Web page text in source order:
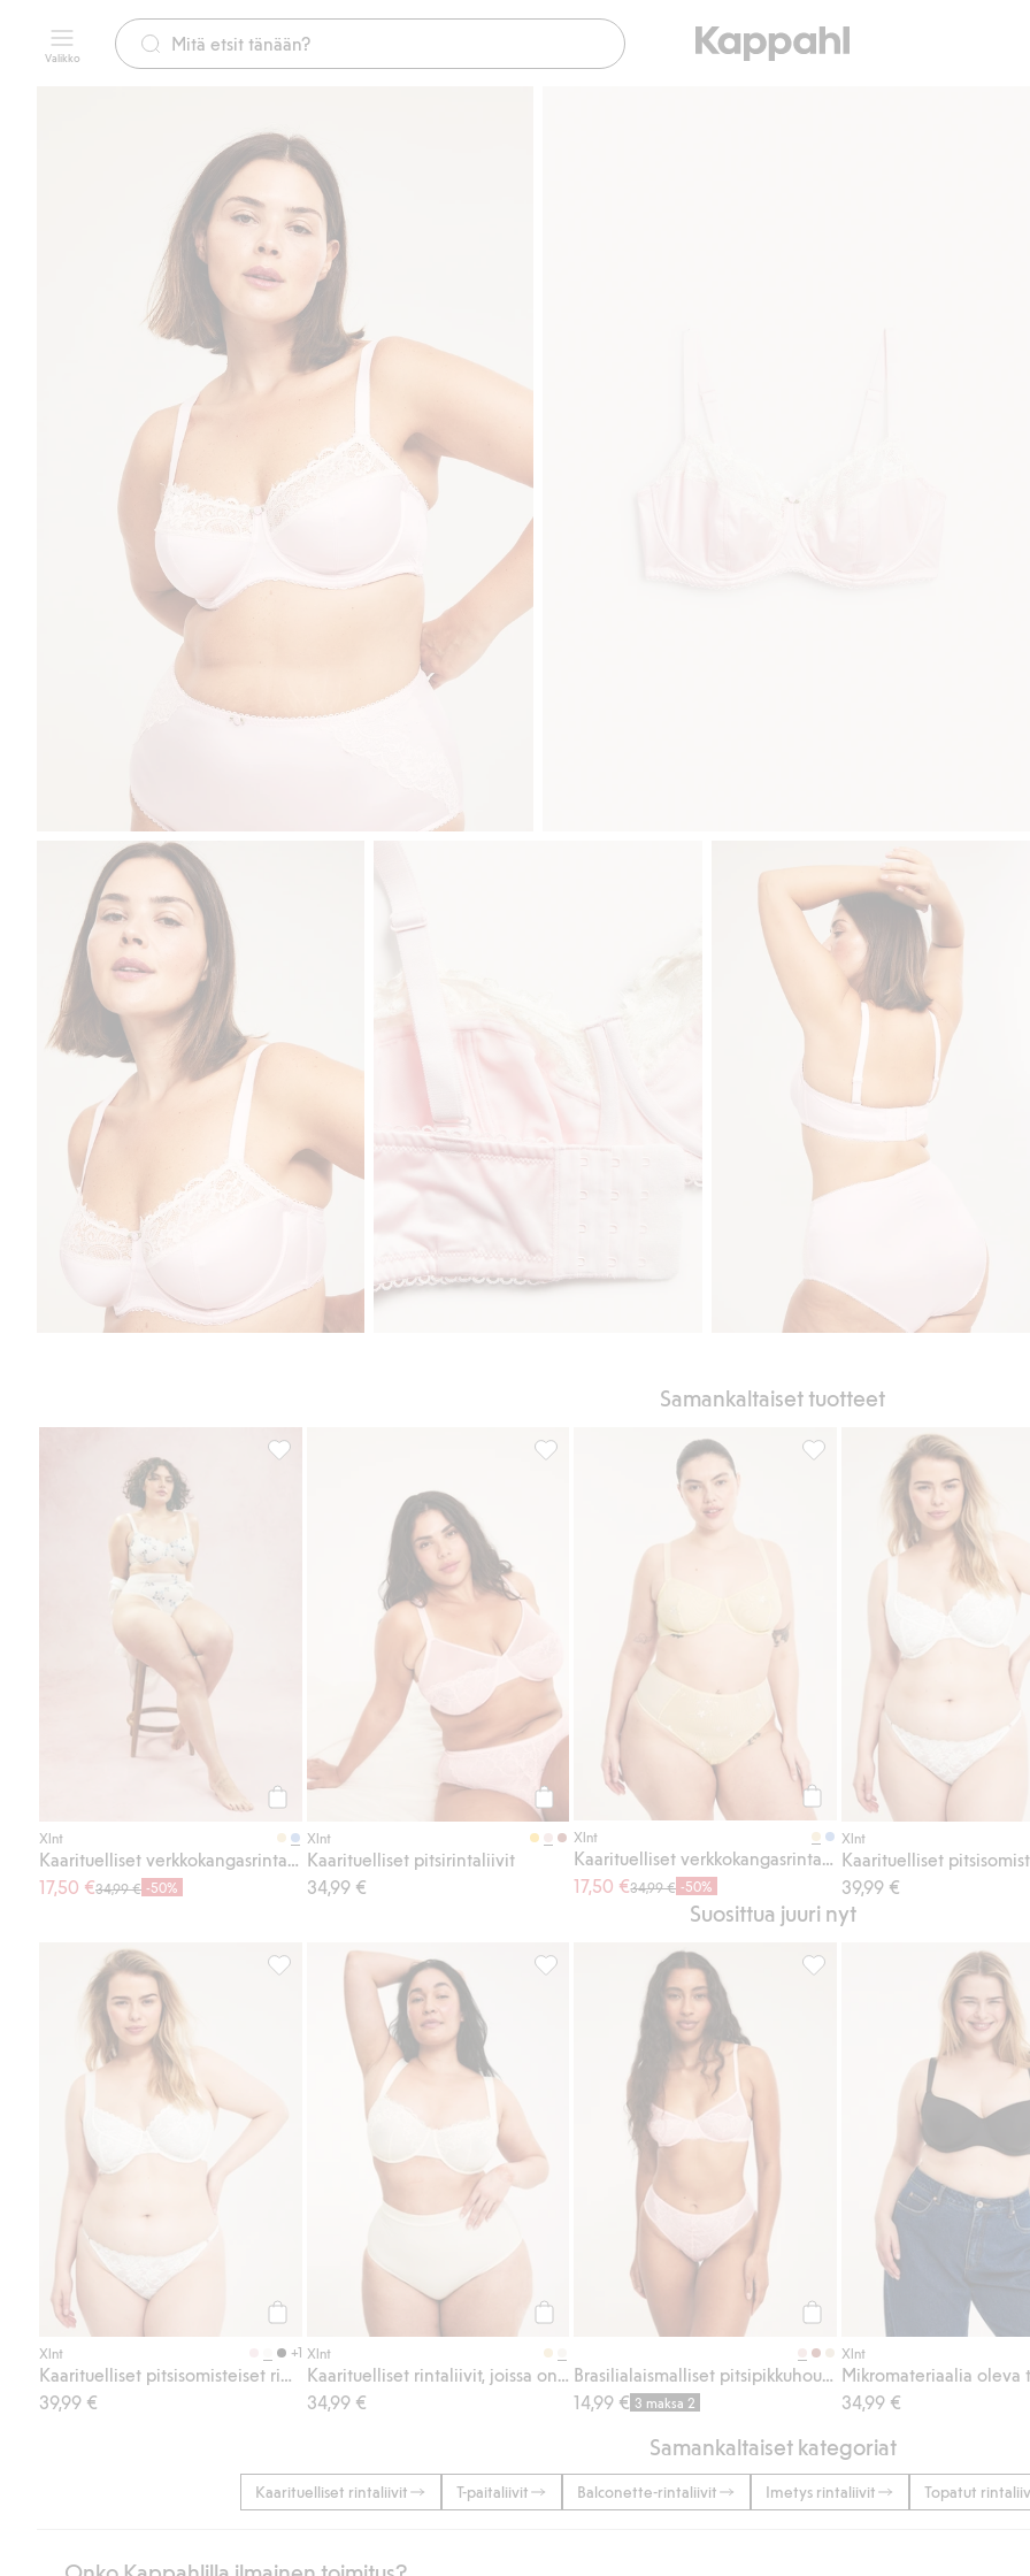
Valikko
Samankaltaiset tuotteet
Xlnt
Kaarituelliset verkkokangasrintaliivit brodeerauksella
17,50 €34,99 € -50%
Kaarituelliset verkkokangasrintaliivit brodeerauksella, Lisää suosikkeihin
Osta
Xlnt
Kaarituelliset pitsirintaliivit
34,99 €
Kaarituelliset pitsirintaliivit, Lisää suosikkeihin
Osta
Xlnt
Kaarituelliset verkkokangasrintaliivit brodeerauksella
17,50 €34,99 € -50%
Kaarituelliset
Xlnt
39,99 €
Suosittua juuri nyt
Xlnt +1
Kaarituelliset pitsisomisteiset rintaliivit
39,99 €
Kaarituelliset pitsisomisteiset rintaliivit, Lisää suosikkeihin
Xlnt
Kaarituelliset rintaliivit, joissa on pitsiä
34,99 €
Kaarituelliset rintaliivit, joissa on pitsiä, Lisää suosikkeihin
Brasilialaismalliset pitsipikkuhousut
14,99 € 3 maksa 2
Brasilialaismalliset
Xlnt
Mikromateriaalia oleva
34,99 €
Samankaltaiset kategoriat
Kaarituelliset rintaliivit T-paitaliivit Balconette-rintaliivit Imetys rintaliivit Topatut